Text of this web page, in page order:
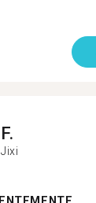
F.
Jixi